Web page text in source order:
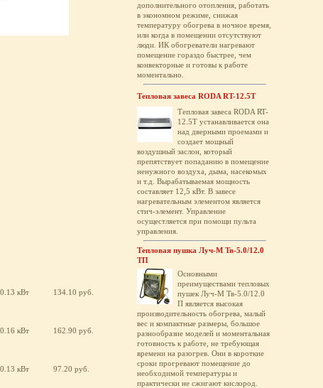
0.13 кВт 134.10 руб.
0.16 кВт 162.90 руб.
0.13 кВт 97.20 руб.
дополнительного отопления, работать
в экономном режиме, снижая
температуру обогрева в ночное время,
или когда в помещении отсутствуют
люди. ИК обогреватели нагревают
помещение гораздо быстрее, чем
конвекторные и готовы к работе
моментально.
Тепловая завеса RODA RT-12.5T
Тепловая завеса RODA RT-
12.5T устанавливается она
над дверными проемами и
создает мощный
воздушный заслон, который
препятствует попаданию в помещение
ненужного воздуха, дыма, насекомых
и т.д. Вырабатываемая мощность
составляет 12,5 кВт. В завесе
нагревательным элементом является
стич-элемент. Управление
осущестляется при помощи пульта
управления.
Тепловая пушка Луч-М Тв-5.0/12.0
ТП
Основными
преимуществами тепловых
пушек Луч-М Тв-5.0/12.0
П является высокая
производительность обогрева, малый
вес и компактные размеры, большое
разнообразие моделей и моментальная
готовность к работе, не требующая
времени на разогрев. Они в короткие
сроки прогревают помещение до
необходимой температуры и
практически не сжигают кислород.